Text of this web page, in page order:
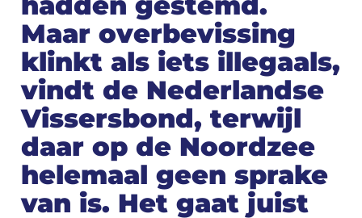
Maar overbevissing
klinkt als iets illegaals,
vindt de Nederlandse
Vissersbond, terwijl
daar op de Noordzee
helemaal geen sprake
van is. Het gaat juist